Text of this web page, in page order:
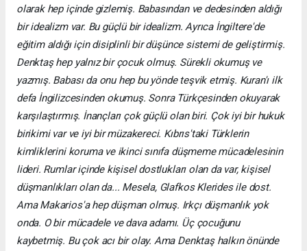
olarak hep içinde gizlemiş. Babasından ve dedesinden aldığı
bir idealizm var. Bu güçlü bir idealizm. Ayrıca İngiltere'de
eğitim aldığı için disiplinli bir düşünce sistemi de geliştirmiş.
Denktaş hep yalnız bir çocuk olmuş. Sürekli okumuş ve
yazmış. Babası da onu hep bu yönde teşvik etmiş. Kuran'ı ilk
defa İngilizcesinden okumuş. Sonra Türkçesinden okuyarak
karşılaştırmış. İnançları çok güçlü olan biri. Çok iyi bir hukuk
birikimi var ve iyi bir müzakereci. Kıbrıs'taki Türklerin
kimliklerini koruma ve ikinci sınıfa düşmeme mücadelesinin
lideri. Rumlar içinde kişisel dostlukları olan da var, kişisel
düşmanlıkları olan da... Mesela, Glafkos Klerides ile dost.
Ama Makarios'a hep düşman olmuş. Irkçı düşmanlık yok
onda. O bir mücadele ve dava adamı. Üç çocuğunu
kaybetmiş. Bu çok acı bir olay. Ama Denktaş halkın önünde